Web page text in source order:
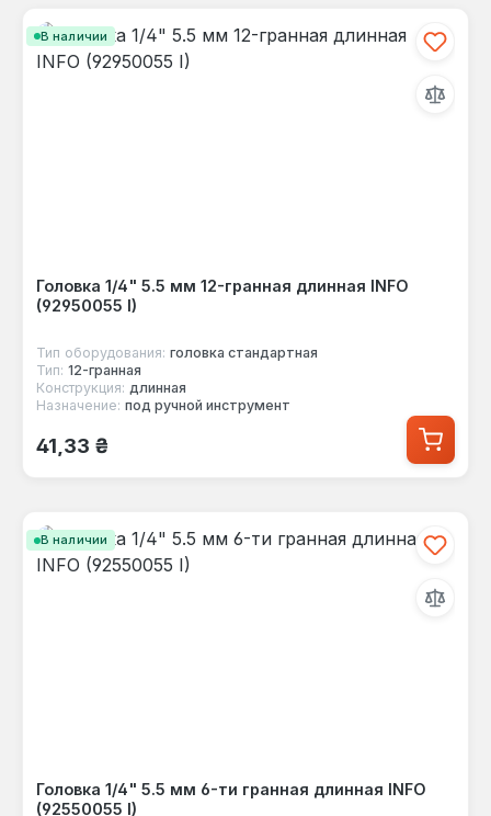
В наличии
Головка 1/4" 5.5 мм 12-гранная длинная INFO
(92950055 I)
Тип оборудования: головка стандартная
Тип: 12-гранная
Конструкция: длинная
Назначение: под ручной инструмент
Обычная цена:
41,33 ₴
В наличии
Головка 1/4" 5.5 мм 6-ти гранная длинная INFO
(92550055 I)